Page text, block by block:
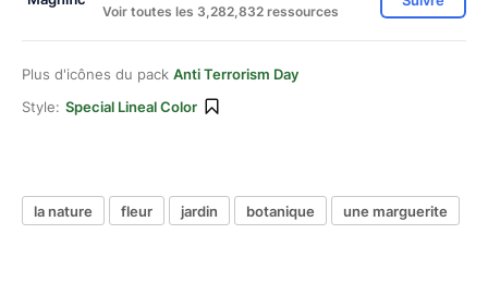
Voir toutes les 3,282,832 ressources
Plus d'icônes du pack Anti Terrorism Day
Style: Special Lineal Color
la nature fleur jardin botanique une marguerite